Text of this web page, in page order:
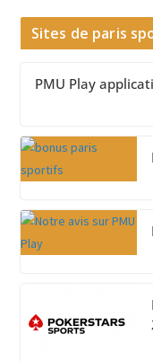
Sites de paris
PMU Play